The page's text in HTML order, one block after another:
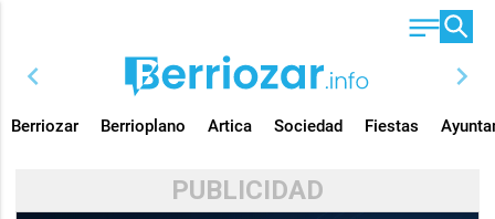
chevron_left chevron_right
Berriozar Berrioplano Artica Sociedad Fiestas
PUBLICIDAD